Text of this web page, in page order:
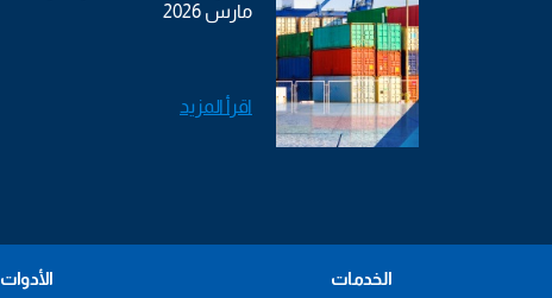
مارس 2026
اقرأ المزيد
الخدمات الأدوات